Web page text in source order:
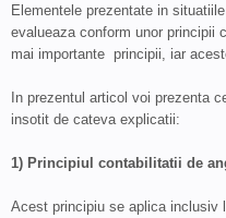
Elementele prezentate in
evalueaza conform unor principii
mai importante principii, iar
In prezentul articol voi prezenta
insotit de cateva explicatii:
1) Principiul contabilitatii de
Acest principiu se aplica inclusiv